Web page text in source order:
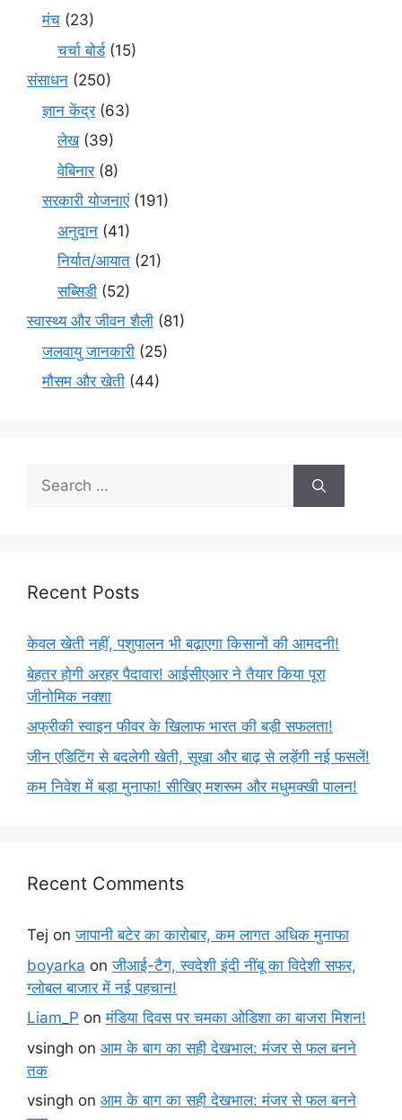
मंच (23)
चर्चा बोर्ड(15)
संसाधन (250)
ज्ञान केंद्र(63)
लेख(39)
वेबिनार(8)
सरकारी योजनाएं(191)
अनुदान (41)
निर्यात/आयात (21)
सब्सिडी (52)
स्वास्थ्य और जीवन शैली (81)
जलवायु जानकारी (25)
मौसम और खेती (44)
Recent Posts
केवल खेती नहीं, पशुपालन भी बढ़ाएगा किसानों की आमदनी!
बेहतर होगी अरहर पैदावार! आईसीएआर ने तैयार किया पूरा
जीनोमिक नक्शा
अफ्रीकी स्वाइन फीवर के खिलाफ भारत की बड़ी सफलता!
जीन एडिटिंग से बदलेगी खेती, सूखा और बाढ़ से लड़ेंगी नई फसलें!
कम निवेश में बड़ा मुनाफा! सीखिए मशरूम और मधुमक्खी पालन!
Recent Comments
Tej onजापानी बटेर का कारोबार, कम लागत अधिक मुनाफा
boyarka onजीआई-टैग, स्वदेशी इंदी नींबू का विदेशी सफर,
ग्लोबल बाजार में नई पहचान!
Liam_P onमंडिया दिवस पर चमका ओडिशा का बाजरा मिशन!
vsingh on आम के बाग का सही देखभाल: मंजर से फल बनने
तक
vsingh on आम के बाग का सही देखभाल: मंजर से फल बनने